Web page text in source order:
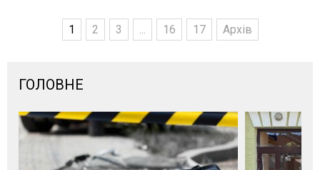
1 2 3 ... 16 17 Архів
ГОЛОВНЕ